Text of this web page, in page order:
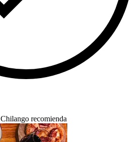
Chilango recomienda